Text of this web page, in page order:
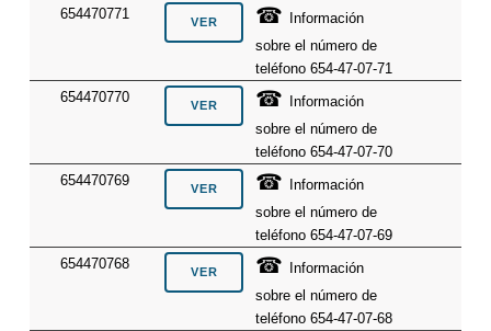
654470771
☎
Información
sobre el número de
teléfono 654-47-07-71
654470770
☎
Información
sobre el número de
teléfono 654-47-07-70
654470769
☎
Información
sobre el número de
teléfono 654-47-07-69
654470768
☎
Información
sobre el número de
teléfono 654-47-07-68